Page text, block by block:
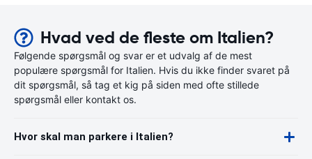
Hvad ved de fleste om Italien?
Følgende spørgsmål og svar er et udvalg af de mest
populære spørgsmål for Italien. Hvis du ikke finder svaret på
dit spørgsmål, så tag et kig på siden med ofte stillede
spørgsmål eller kontakt os.
Hvor skal man parkere i Italien?